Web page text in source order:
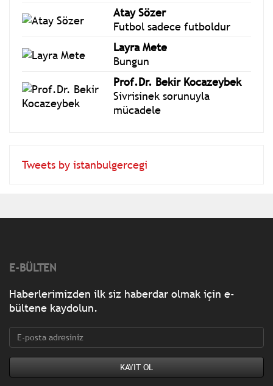
Atay Sözer
Futbol sadece futboldur
Layra Mete
Bungun
Prof.Dr. Bekir Kocazeybek
Sivrisinek sorunuyla
mücadele
Tweets by istanbulgercegi
E-BÜLTEN
Haberlerimizden ilk siz haberdar olmak için e-
bültene kaydolun.